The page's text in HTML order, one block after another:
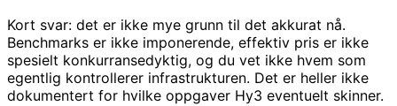
Kort svar: det er ikke mye grunn til det akkurat nå.
Benchmarks er ikke imponerende, effektiv pris er ikke
spesielt konkurransedyktig, og du vet ikke hvem som
egentlig kontrollerer infrastrukturen. Det er heller ikke
dokumentert for hvilke oppgaver Hy3 eventuelt skinner.